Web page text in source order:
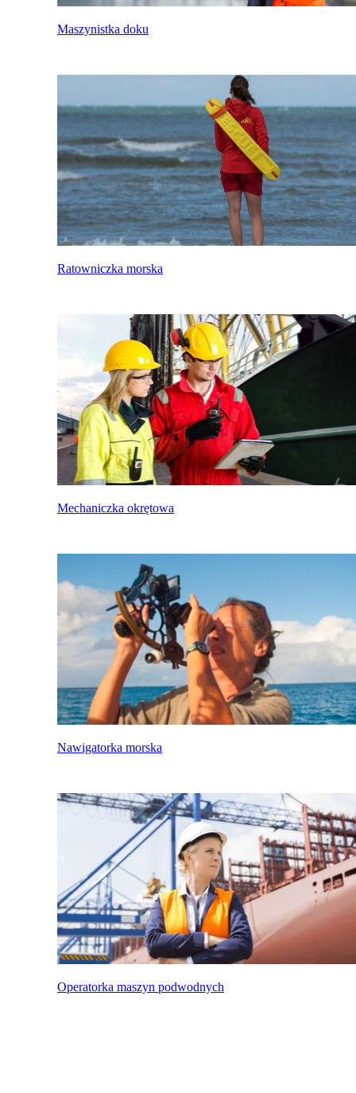
Maszynistka doku
Ratowniczka morska
Mechaniczka okrętowa
Nawigatorka morska
Operatorka maszyn podwodnych